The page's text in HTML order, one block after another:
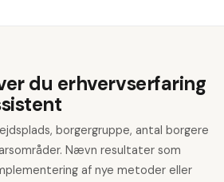
du erhvervserfaring
borgergruppe, antal borgere
Nævn resultater som
af nye metoder eller